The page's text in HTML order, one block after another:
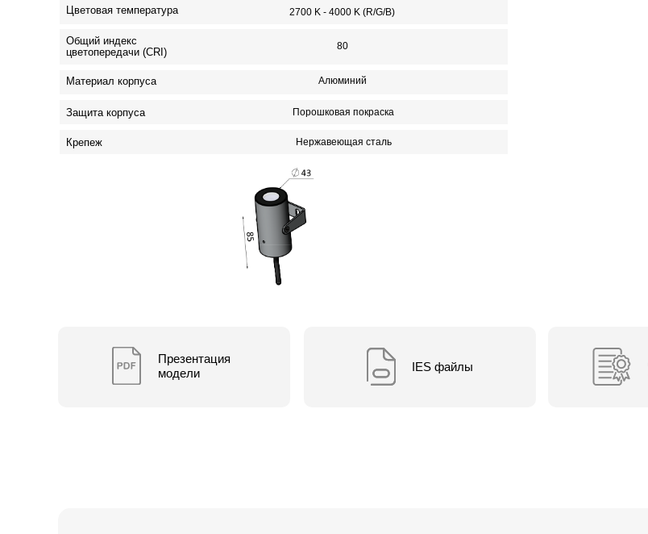
2700 K - 4000 K (R/G/B)
Цветовая температура
80
Общий индекс
цветопередачи (CRI)
Алюминий
Материал корпуса
Порошковая покраска
Защита корпуса
Нержавеющая сталь
Крепеж
IES файлы
Презентация
модели